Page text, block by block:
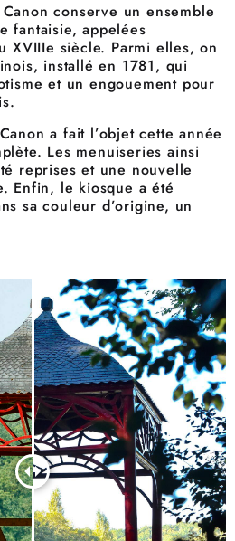
conserve un ensemble
fantaisie, appelées
XVIIIe siècle. Parmi elles, on
installé en 1781, qui
et un engouement pour
a fait l’objet cette année
Les menuiseries ainsi
reprises et une nouvelle
Enfin, le kiosque a été
sa couleur d’origine, un